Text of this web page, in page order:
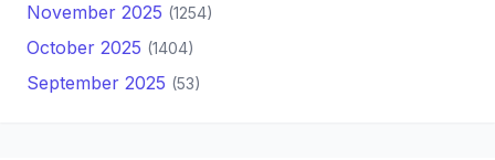
November 2025 (1254)
October 2025 (1404)
September 2025 (53)